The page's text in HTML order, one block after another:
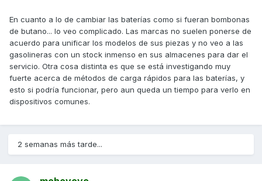
En cuanto a lo de cambiar las baterías como si fueran bombonas
de butano... lo veo complicado. Las marcas no suelen ponerse de
acuerdo para unificar los modelos de sus piezas y no veo a las
gasolineras con un stock inmenso en sus almacenes para dar el
servicio. Otra cosa distinta es que se está investigando muy
fuerte acerca de métodos de carga rápidos para las baterías, y
esto si podría funcionar, pero aun queda un tiempo para verlo en
dispositivos comunes.
2 semanas más tarde...